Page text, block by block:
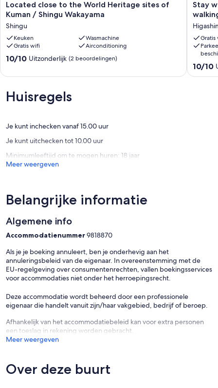
Located
close
the
World
Heritage
sites
Shingu
Wakayama
Located close to the World Heritage sites of
Kuman / Shingu Wakayama
Shingu
Keuken
Wasmachine
Gratis wifi
Airconditioning
10.0
10,
(2
beoordelingen)
10/10 Uitzonderlijk (2 beoordelingen)
Stay
without
while
walking
/
gun
Stay
Gratis
10.0
van
10/10
Huisregels
Je kunt inchecken vanaf 15.00 uur
Je kunt uitchecken tot 10.00 uur
Minimumleeftijd om te mogen huren: 18 jaar
Meer weergeven
Belangrijke informatie
Algemene info
Accommodatienummer9818870
Als je je boeking annuleert, ben je onderhevig aan het
annuleringsbeleid van de eigenaar. In overeenstemming met de
EU-regelgeving over consumentenrechten, vallen boekingsservices
voor accommodaties niet onder het herroepingsrecht.
Deze accommodatie wordt beheerd door een professionele
eigenaar die handelt vanuit zijn/haar vakgebied, bedrijf of beroep.
Afhankelijk van het accommodatiebeleid kan voor extra personen
een toeslag in rekening worden gebracht.
Meer weergeven
Over deze buurt